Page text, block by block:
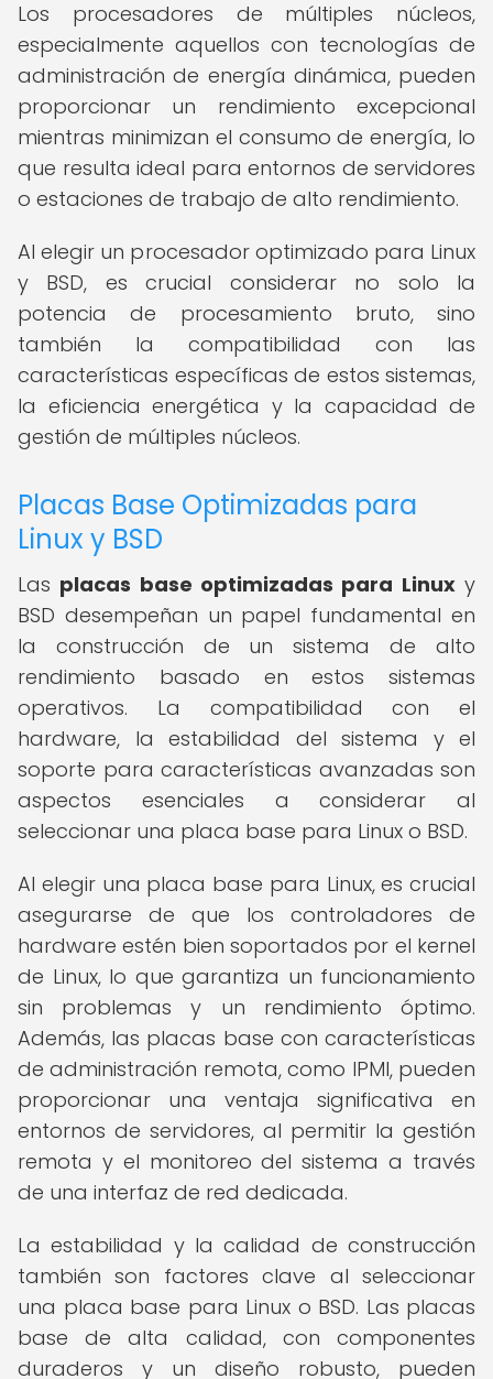
Los procesadores de múltiples núcleos,
especialmente aquellos con tecnologías de
administración de energía dinámica, pueden
proporcionar un rendimiento excepcional
mientras minimizan el consumo de energía, lo
que resulta ideal para entornos de servidores
o estaciones de trabajo de alto rendimiento.
Al elegir un procesador optimizado para Linux
y BSD, es crucial considerar no solo la
potencia de procesamiento bruto, sino
también la compatibilidad con las
características específicas de estos sistemas,
la eficiencia energética y la capacidad de
gestión de múltiples núcleos.
Placas Base Optimizadas para
Linux y BSD
Las placas base optimizadas para Linuxy
BSD desempeñan un papel fundamental en
la construcción de un sistema de alto
rendimiento basado en estos sistemas
operativos. La compatibilidad con el
hardware, la estabilidad del sistema y el
soporte para características avanzadas son
aspectos esenciales a considerar al
seleccionar una placa base para Linux o BSD.
Al elegir una placa base para Linux, es crucial
asegurarse de que los controladores de
hardware estén bien soportados por el kernel
de Linux, lo que garantiza un funcionamiento
sin problemas y un rendimiento óptimo.
Además, las placas base con características
de administración remota, como IPMI, pueden
proporcionar una ventaja significativa en
entornos de servidores, al permitir la gestión
remota y el monitoreo del sistema a través
de una interfaz de red dedicada.
La estabilidad y la calidad de construcción
también son factores clave al seleccionar
una placa base para Linux o BSD. Las placas
base de alta calidad, con componentes
duraderos y un diseño robusto, pueden